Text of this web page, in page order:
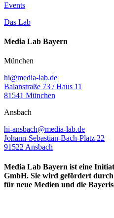
Events
Das Lab
Media Lab Bayern
München
hi@media-lab.de
Balanstraße 73 / Haus 11
81541 München
Ansbach
hi-ansbach@media-lab.de
Johann-Sebastian-Bach-Platz 22
91522 Ansbach
Media Lab Bayern ist eine
GmbH. Sie wird gefördert
für neue Medien und die